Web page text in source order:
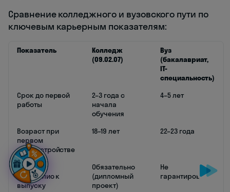
Сравнение колледжного и вузовского пути по
ключевым карьерным показателям:
Показатель
Колледж
(09.02.07)
Вуз
(бакалавриат,
IT-
специальность)
Срок до первой
работы
2–3 года с
начала
обучения
4–5 лет
Возраст при
первом
трудоустройстве
18–19 лет 22–23 года
Наличие
портфолио к
выпуску
Обязательно
(дипломный
проект)
Не
гарантировано